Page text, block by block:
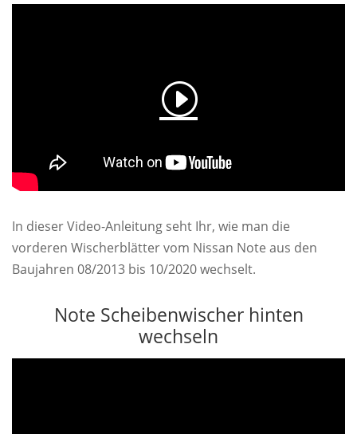
In dieser Video-Anleitung seht Ihr, wie man die
vorderen Wischerblätter vom Nissan Note aus den
Baujahren 08/2013 bis 10/2020 wechselt.
Note Scheibenwischer hinten
wechseln